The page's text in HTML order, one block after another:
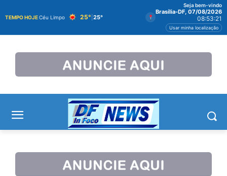
TEMPO HOJECéu Limpo 25° 25°
Seja bem-vindo
Brasília-DF, 07/08/2026
08:53:22
Usar minha localização